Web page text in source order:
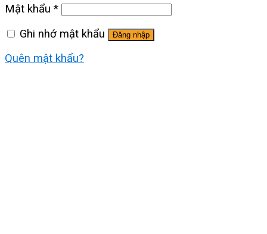
Mật khẩu *
Ghi nhớ mật khẩu
Đăng nhập
Quên mật khẩu?